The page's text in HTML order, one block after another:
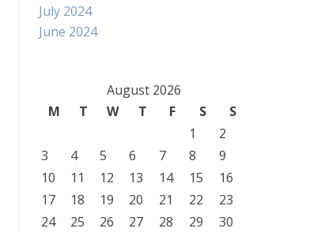
July 2024
June 2024
August 2026
M
T W T F S
S
1
2
3
4 5 6 7 8
9
10
11 12 13 14 15
16
17
18 19 20 21 22
23
24
25 26 27 28 29
30